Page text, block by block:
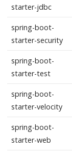
starter-jdbc
spring-boot-
starter-security
spring-boot-
starter-test
spring-boot-
starter-velocity
spring-boot-
starter-web